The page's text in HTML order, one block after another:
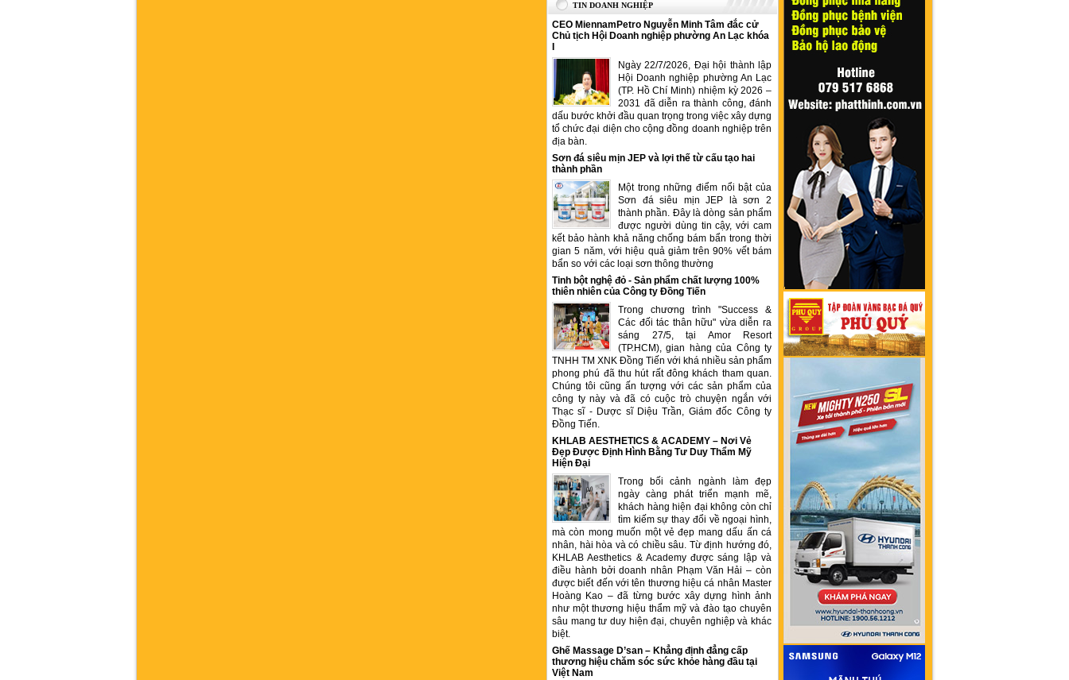
TIN DOANH NGHIỆP
CEO MiennamPetro Nguyễn Minh Tâm đắc cử
Chủ tịch Hội Doanh nghiệp phường An Lạc khóa
Ngày 22/7/2026, Đại hội thành lập
Hội Doanh nghiệp phường An Lạc
(TP. Hồ Chí Minh) nhiệm kỳ 2026 –
2031 đã diễn ra thành công, đánh
dấu bước khởi đầu quan trọng trong việc xây dựng
tổ chức đại diện cho cộng đồng doanh nghiệp trên
địa bàn.
Sơn đá siêu mịn JEP và lợi thế từ cấu tạo hai
thành phần
Một trong những điểm nổi bật của
Sơn đá siêu mịn JEP là sơn 2
thành phần. Đây là dòng sản phẩm
được người dùng tin cậy, với cam
kết bảo hành khả năng chống bám bẩn trong thời
gian 5 năm, với hiệu quả giảm trên 90% vết bám
bẩn so với các loại sơn thông thường
Tinh bột nghệ đỏ - Sản phẩm chất lượng 100%
thiên nhiên của Công ty Đồng Tiến
Trong chương trình "Success &
Các đối tác thân hữu" vừa diễn ra
sáng 27/5, tại Amor Resort
(TP.HCM), gian hàng của Công ty
TNHH TM XNK Đồng Tiến với khá nhiều sản phẩm
phong phú đã thu hút rất đông khách tham quan.
Chúng tôi cũng ấn tượng với các sản phẩm của
công ty này và đã có cuộc trò chuyện ngắn với
Thạc sĩ - Dược sĩ Diệu Trần, Giám đốc Công ty
Đồng Tiến.
KHLAB AESTHETICS & ACADEMY – Nơi Vẻ
Đẹp Được Định Hình Bằng Tư Duy Thẩm Mỹ
Hiện Đại
Trong bối cảnh ngành làm đẹp
ngày càng phát triển mạnh mẽ,
khách hàng hiện đại không còn chỉ
tìm kiếm sự thay đổi về ngoại hình,
mà còn mong muốn một vẻ đẹp mang dấu ấn cá
nhân, hài hòa và có chiều sâu. Từ định hướng đó,
KHLAB Aesthetics & Academy được sáng lập và
điều hành bởi doanh nhân Phạm Văn Hải – còn
được biết đến với tên thương hiệu cá nhân Master
Hoàng Kao – đã từng bước xây dựng hình ảnh
như một thương hiệu thẩm mỹ và đào tạo chuyên
sâu mang tư duy hiện đại, chuyên nghiệp và khác
biệt.
Ghế Massage D’san – Khẳng định đẳng cấp
thương hiệu chăm sóc sức khỏe hàng đầu tại
Việt Nam